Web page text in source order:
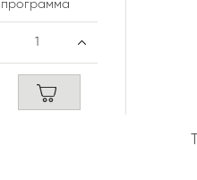
программа